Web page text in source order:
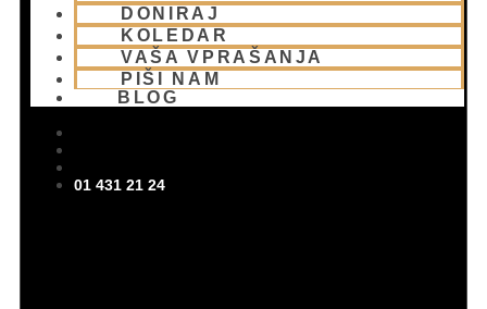
DONIRAJ
KOLEDAR
VAŠA VPRAŠANJA
PIŠI NAM
BLOG
01 431 21 24